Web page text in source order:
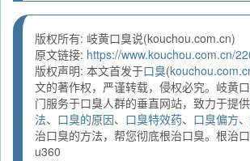
版权所有: 岐黄口臭说(kouchou.com.cn)
原文链接: https://www.kouchou.com.cn/
版权声明: 本文首发于口臭(
文的著作权，严谨转载，侵权必究。岐黄
门服务于口臭人群的垂直网站，致力于提供
法、 口臭的原因、 口臭特效药、 口臭偏方、
治口臭的方法，帮您彻底根治口臭。根治
u360